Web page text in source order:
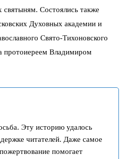
Состоялись также
Духовных академии и
Свято-Тихоновского
протоиереем Владимиром
Эту историю удалось
читателей. Даже самое
помогает